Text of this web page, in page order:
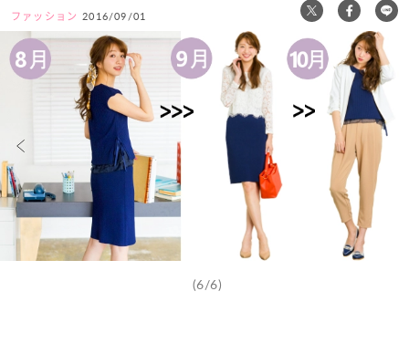
ファッション 2016/09/01
(6/6)